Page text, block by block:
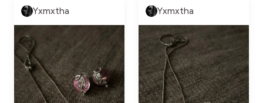
Yxmxtha Yxmxtha